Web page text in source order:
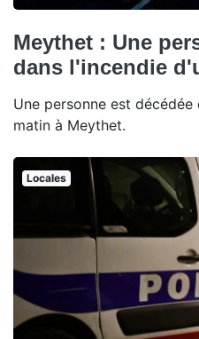
Meythet : Une
dans l'incendie
Une personne est
matin à Meythet.
Locales